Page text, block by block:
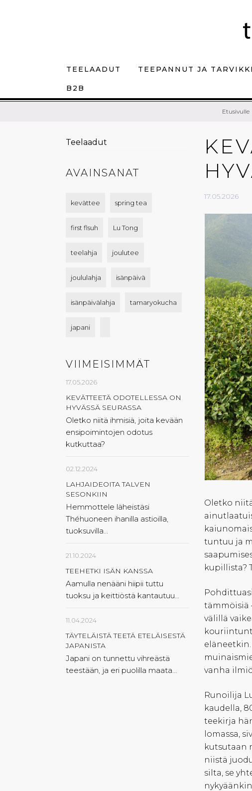
TEELAADUT TEEPANNUT JA
B2B
Etusivulle
Teelaadut
AVAINSANAT
kevättee spring tea
first flsuh Lu Tong
teelahja joulutee
joululahja isänpäivä
isänpäivälahja tamaryokucha
japani
VIIMEISIMMÄT
17.05.2026
KEVÄTTEETÄ ODOTELLESSA ON
HYVÄSSÄ SEURASSA
Oletko niitä ihmisiä, joita kevään
ensipoimintojen odotus
kutkuttaa?
02.12.2024
LAHJAIDEOITA TALVEN
SESONKIIN
Hemmottele läheistäsi
Théhuoneen ihanilla astioilla,
tuoksuvilla...
21.10.2024
TEEHETKI ISÄN KANSSA
Aamulla nenääni hiipii tuttu
tuoksu ja keittiöstä kantautuu...
11.04.2024
TÄYTELÄISTÄ TEETÄ ETELÄISESTÄ
JAPANISTA
Japani on tunnettu vihreästä
teestään, ja eri puolilla maata...
17.05.2026
Oletko
tuntuu ja
kupillista?
tämmöisiä
välillä
vanha
Runoilija
kaudella,
teekirja
lomassa,
kutsutaan
niistä
silta, se